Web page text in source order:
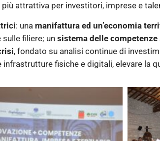
più attrattiva per investitori, imprese e
: una manifattura ed un’economia
filiere; un sistema delle
, fondato su analisi continue di
infrastrutture fisiche e digitali, elevare la